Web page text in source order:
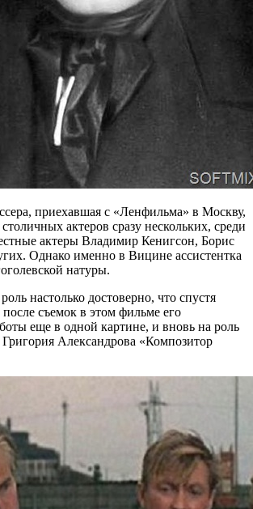
приехавшая с «Ленфильма» в Москву,
актеров сразу нескольких, среди
актеры Владимир Кенигсон, Борис
Однако именно в Вицине ассистентка
натуры.
настолько достоверно, что спустя
после съемок в этом фильме его
еще в одной картине, и вновь на роль
Александрова «Композитор